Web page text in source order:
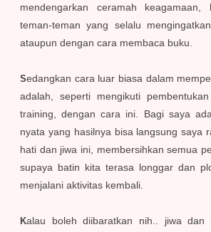
mendengarkan ceramah keagamaan,
teman-teman yang selalu
ataupun dengan cara membaca buku.
Sedangkan cara luar biasa dalam
adalah, seperti mengikuti
training, dengan cara ini. Bagi saya
nyata yang hasilnya bisa langsung saya
hati dan jiwa ini, membersihkan semua
supaya batin kita terasa longgar dan
menjalani aktivitas kembali.
Kalau boleh diibaratkan nih.. jiwa dan